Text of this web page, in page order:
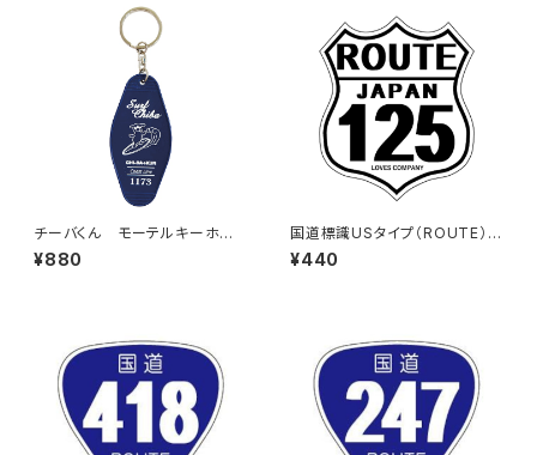
チーバくん モーテルキーホル
ダー design3
¥880
国道標識USタイプ（ROUTE）ス
テッカー 125号線（ホワイト）
¥440